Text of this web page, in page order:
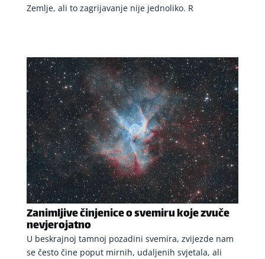
Zemlje, ali to zagrijavanje nije jednoliko. R
Zanimljive činjenice o svemiru koje zvuče
nevjerojatno
U beskrajnoj tamnoj pozadini svemira, zvijezde nam
se često čine poput mirnih, udaljenih svjetala, ali